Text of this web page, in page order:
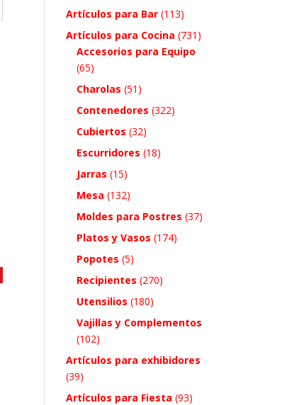
Artículos para Bar (113)
Artículos para Cocina (731)
Accesorios para Equipo
(65)
Charolas (51)
Contenedores (322)
Cubiertos (32)
Escurridores (18)
Jarras (15)
Mesa (132)
Moldes para Postres (37)
Platos y Vasos (174)
Popotes (5)
Recipientes (270)
Utensilios (180)
Vajillas y Complementos
(102)
Artículos para exhibidores
(39)
Artículos para Fiesta (93)